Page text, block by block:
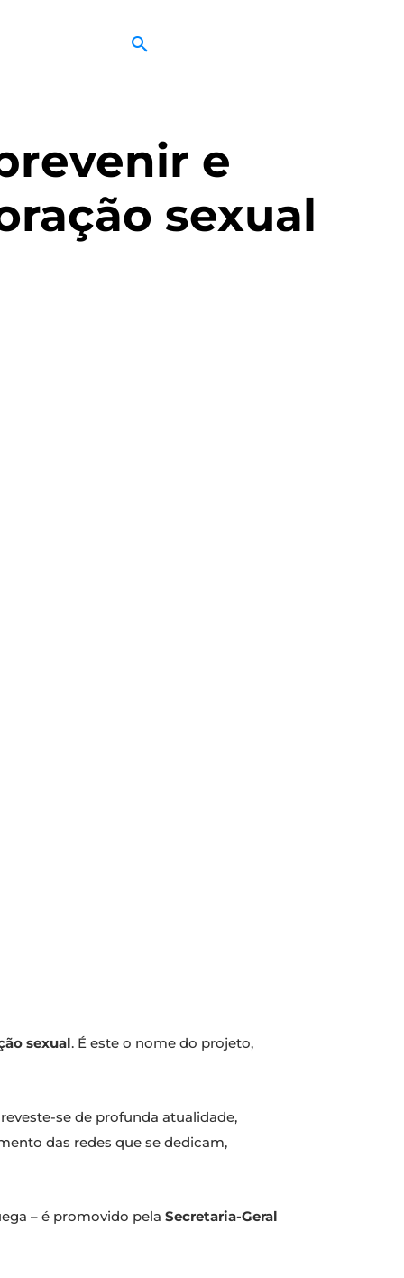
e
sexual
sexual. É este o nome do projeto,
se de profunda atualidade,
das redes que se dedicam,
– é promovido pela Secretaria-Geral